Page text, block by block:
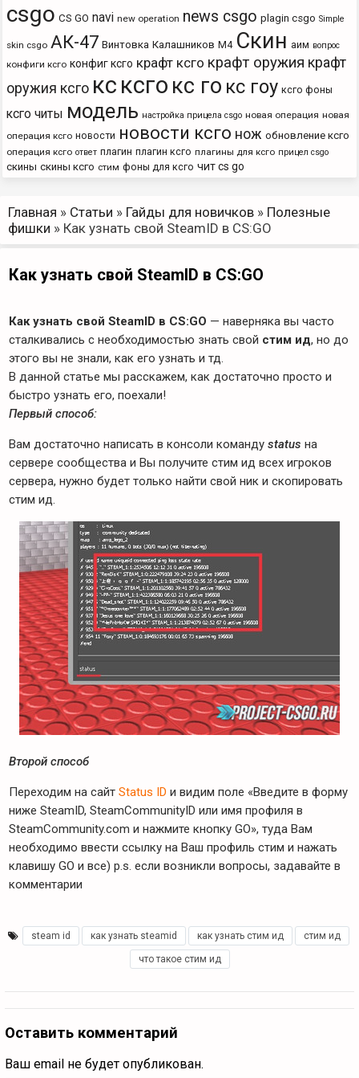
csgo CS GO navi new operation news csgo plagin csgo Simple
skin csgo АК-47 Винтовка Калашников М4 Скин аим вопрос
конфиги ксго конфиг ксго крафт ксго крафт оружия крафт
оружия ксго кс ксго кс го кс гоу ксго фоны
ксго читы модель настройка прицела csgo новая операция новая
операция ксго новости новости ксго нож обновление ксго
операция ксго ответ плагин плагин ксго плагины для ксго прицел csgo
скины скины ксго стим фоны для ксго чит cs go
Главная » Статьи » Гайды для новичков » Полезные
фишки » Как узнать свой SteamID в CS:GO
Как узнать свой SteamID в CS:GO
Как узнать свой SteamID в CS:GO — наверняка вы часто
сталкивались с необходимостью знать свой стим ид, но до
этого вы не знали, как его узнать и тд.
В данной статье мы расскажем, как достаточно просто и
быстро узнать его, поехали!
Первый способ:
Вам достаточно написать в консоли команду status на
сервере сообщества и Вы получите стим ид всех игроков
сервера, нужно будет только найти свой ник и скопировать
стим ид.
Второй способ
Переходим на сайт Status ID и видим поле «Введите в форму
ниже SteamID, SteamCommunityID или имя профиля в
SteamCommunity.com и нажмите кнопку GO», туда Вам
необходимо ввести ссылку на Ваш профиль стим и нажать
клавишу GO и все) p.s. если возникли вопросы, задавайте в
комментарии
steam id как узнать steamid как узнать стим ид стим ид
что такое стим ид
Оставить комментарий
Ваш email не будет опубликован.